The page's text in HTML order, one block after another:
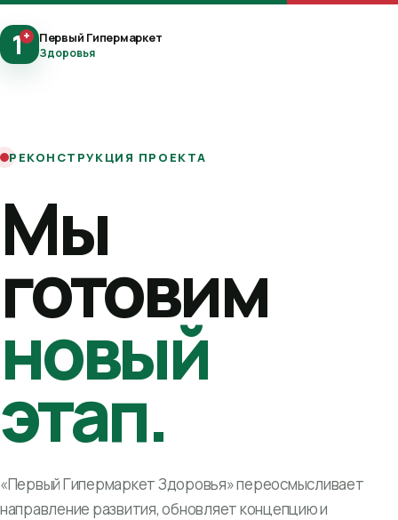
1+ Первый Гипермаркет
Здоровья
РЕКОНСТРУКЦИЯ ПРОЕКТА
Мы
готовим
новый
этап.
«Первый Гипермаркет Здоровья» переосмысливает
направление развития, обновляет концепцию и